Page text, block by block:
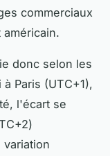
commerciaux
donc selon les
Paris (UTC+1),
l'écart se
variation